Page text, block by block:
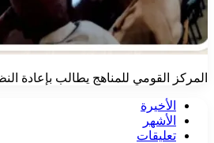
المركز القومي للمناهج يطالب بإعادة
الأخيرة
الأشهر
تعليقات